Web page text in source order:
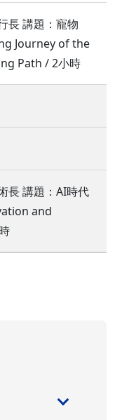
長 講題：寵物
Journey of the
Path / 2小時
長 講題：AI時代
and